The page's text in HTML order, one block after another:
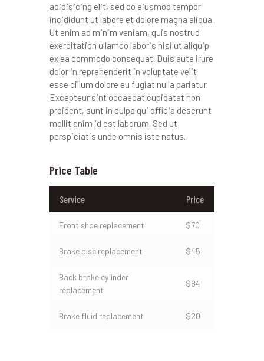
adipisicing elit, sed do eiusmod tempor
incididunt ut labore et dolore magna aliqua.
Ut enim ad minim veniam, quis nostrud
exercitation ullamco laboris nisi ut aliquip
ex ea commodo consequat. Duis aute irure
dolor in reprehenderit in voluptate velit
esse cillum dolore eu fugiat nulla pariatur.
Excepteur sint occaecat cupidatat non
proident, sunt in culpa qui officia deserunt
mollit anim id est laborum. Sed ut
perspiciatis unde omnis iste natus.
Price Table
Service Price
Front shoe replacement $70
Brake disc replacement $45
Back brake cylinder
replacement
$84
Brake fluid replacement $20